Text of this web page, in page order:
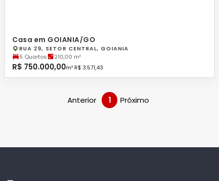
Casa em GOIANIA/GO
RUA 29, SETOR CENTRAL, GOIANIA
5 Quartos
210,00 m²
R$ 750.000,00m² R$ 3.571,43
Anterior 1 Próximo